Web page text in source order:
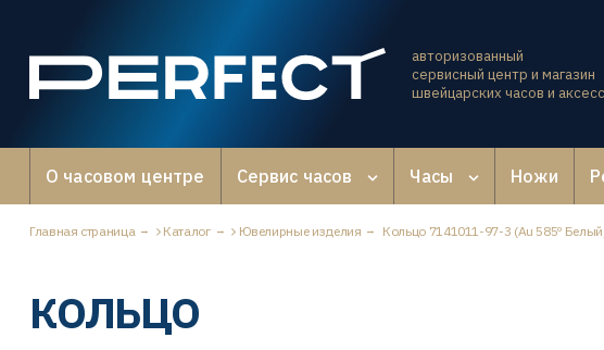
авторизованный
сервисный центр и магазин
швейцарских часов и
О часовом центре Сервис часов Часы Ножи
Главная страница Каталог Ювелирные изделия Кольцо 7141011-97-3 (Au 585º
КОЛЬЦО